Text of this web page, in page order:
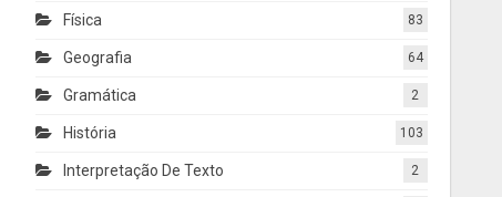
Física 83
Geografia 64
Gramática 2
História 103
Interpretação De Texto 2